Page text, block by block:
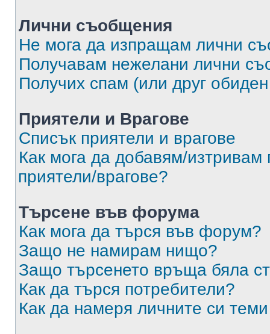
Лични съобщения
Не мога да изпращам лични
Получавам нежелани лични
Получих спам (или друг
Приятели и Врагове
Списък приятели и врагове
Как мога да добавям/изтривам
приятели/врагове?
Търсене във форума
Как мога да търся във форум?
Защо не намирам нищо?
Защо търсенето връща бяла
Как да търся потребители?
Как да намеря личните си